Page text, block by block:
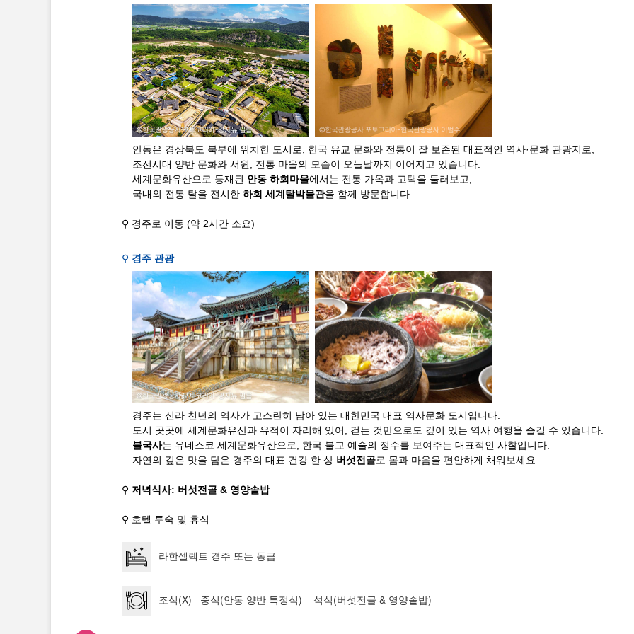
안동은 경상북도 북부에 위치한 도시로, 한국 유교 문화와 전통이 잘 보존된 대표적인 역사·문화 관광지로,
조선시대 양반 문화와 서원, 전통 마을의 모습이 오늘날까지 이어지고 있습니다.
세계문화유산으로 등재된 안동 하회마을에서는 전통 가옥과 고택을 둘러보고,
국내외 전통 탈을 전시한 하회 세계탈박물관을 함께 방문합니다.
⚲ 경주로 이동 (약 2시간 소요)
⚲ 경주 관광
경주는 신라 천년의 역사가 고스란히 남아 있는 대한민국 대표 역사문화 도시입니다.
도시 곳곳에 세계문화유산과 유적이 자리해 있어, 걷는 것만으로도 깊이 있는 역사 여행을 즐길 수 있습니다.
불국사는 유네스코 세계문화유산으로, 한국 불교 예술의 정수를 보여주는 대표적인 사찰입니다.
자연의 깊은 맛을 담은 경주의 대표 건강 한 상 버섯전골로 몸과 마음을 편안하게 채워보세요.
⚲ 저녁식사: 버섯전골 & 영양솥밥
⚲ 호텔 투숙 및 휴식
라한셀렉트 경주 또는 동급
조식(X) 중식(안동 양반 특정식) 석식(버섯전골 & 영양솥밥)